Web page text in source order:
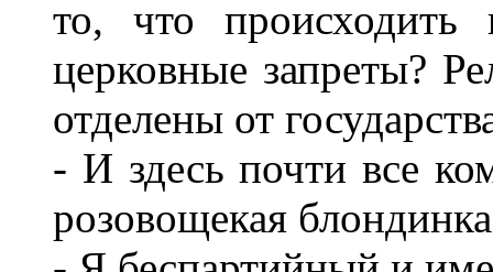
то, что
церковные запреты?
отделены от
- И здесь почти все
розовощекая